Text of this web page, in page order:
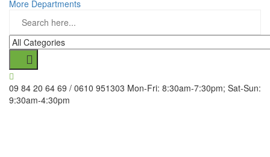
More Departments
09 84 20 64 69 / 0610 951303 Mon-Fri: 8:30am-7:30pm; Sat-Sun:
9:30am-4:30pm